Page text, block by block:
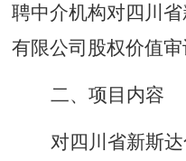
聘中介机构对四川
有限公司股权价值审
二、项目内容
对四川省新斯